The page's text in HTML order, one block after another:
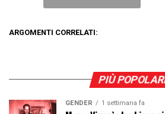
ARGOMENTI CORRELATI:
PIÙ
GENDER 1 settimana fa